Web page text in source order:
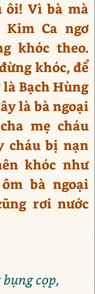
ôi! Vì bà mà
Kim Ca ngơ
khóc theo.
khóc, để
là Bạch Hùng
là bà ngoại
mẹ cháu
cháu bị nạn
khóc như
bà ngoại
rơi nước
cọp,